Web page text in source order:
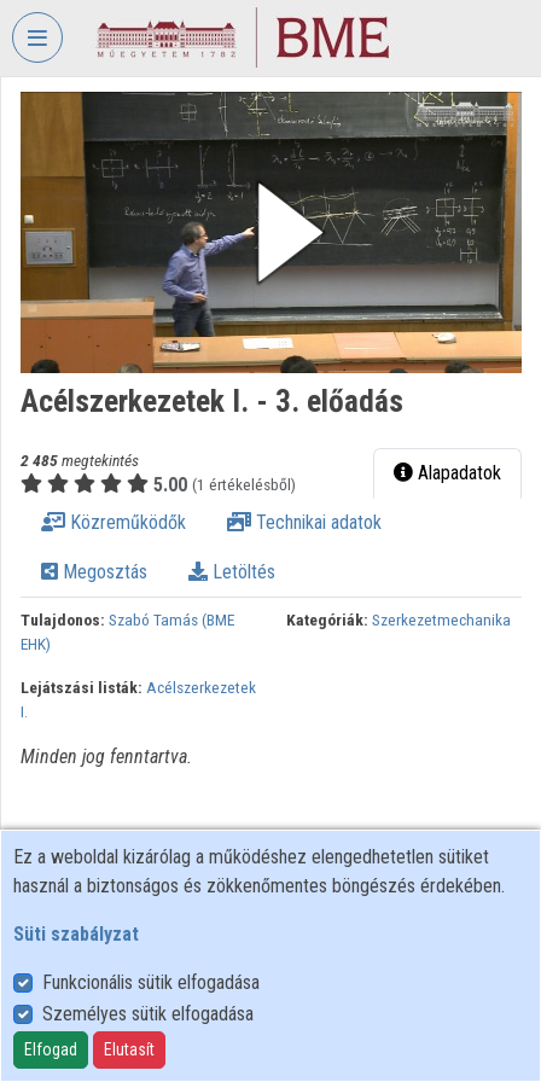
Fejléc kihagyása Menü kihagyása Tartalom kihagyása
TORIUM
BUDAPESTI
ÉS
GAZDASÁGTUDOMÁNYI
EGYETEM
Intézményi kezdőlap
Kategóriák
Intézményi listák
Közreműködők
Acélszerkezetek I. - 3. előadás
2 485megtekintés
5.00 (1 értékelésből) Alapadatok
Közreműködők Technikai adatok
Megosztás Letöltés
Tulajdonos: Szabó Tamás (BME
EHK)
Kategóriák: Szerkezetmechanika
Lejátszási listák: Acélszerkezetek
I.
Minden jog fenntartva.
Felhasználói szabályzat
Adatkezelési tájékoztató
Süti szabályzat
Ez a weboldal kizárólag a működéshez elengedhetetlen sütiket
használ a biztonságos és zökkenőmentes böngészés érdekében.
Süti szabályzat
Funkcionális sütik elfogadása
Személyes sütik elfogadása
Elfogad Elutasít